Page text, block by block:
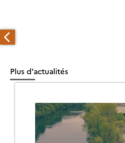
Plus d'actualités